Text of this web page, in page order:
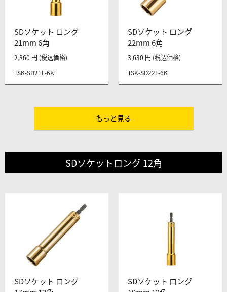
SDソケット ロング
21mm 6角
TSK-SD21L-6K
2,860 円 (税込価格)
SDソケット ロング
22mm 6角
TSK-SD22L-6K
3,630 円 (税込価格)
もっと見る
SDソケットロング 12角
SDソケット ロング
SDソケット ロング